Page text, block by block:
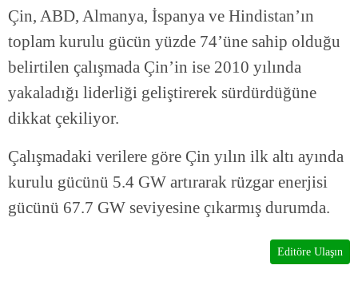
Çin, ABD, Almanya, İspanya ve Hindistan’ın
toplam kurulu gücün yüzde 74’üne sahip olduğu
belirtilen çalışmada Çin’in ise 2010 yılında
yakaladığı liderliği geliştirerek sürdürdüğüne
dikkat çekiliyor.
Çalışmadaki verilere göre Çin yılın ilk altı ayında
kurulu gücünü 5.4 GW artırarak rüzgar enerjisi
gücünü 67.7 GW seviyesine çıkarmış durumda.
Editöre Ulaşın